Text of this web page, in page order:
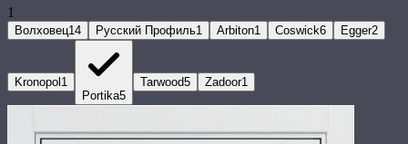
1
Волховец14 Русский Профиль1 Arbiton1 Coswick6 Egger2
Kronopol 1
Portika5
Tarwood5 Zadoor1